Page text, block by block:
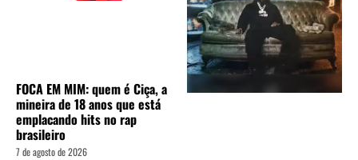
FOCA EM MIM: quem é Ciça, a
mineira de 18 anos que está
emplacando hits no rap
brasileiro
7 de agosto de 2026